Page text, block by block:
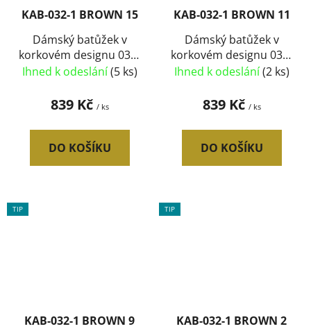
KAB-032-1 BROWN 15
Dámský batůžek v
korkovém designu 032-
1 typ15
Ihned k odeslání(5 ks)
839 Kč / ks
DO KOŠÍKU
KAB-032-1 BROWN 11
Dámský batůžek v
korkovém designu 032-
1 typ11
Ihned k odeslání(2 ks)
839 Kč / ks
DO KOŠÍKU
TIP
KAB-032-1 BROWN 9
TIP
KAB-032-1 BROWN 2